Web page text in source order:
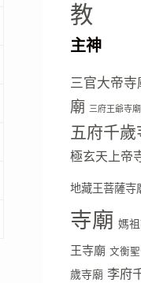
教
主神
三官大帝寺
廟 三府王爺寺廟
五府千歲
極玄天上帝
地藏王菩薩寺
寺廟 媽
王寺廟 文衡
歲寺廟 李府